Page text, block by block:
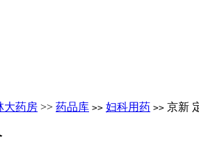
大药房 >> 药品库 >> 妇科用药 >> 京新